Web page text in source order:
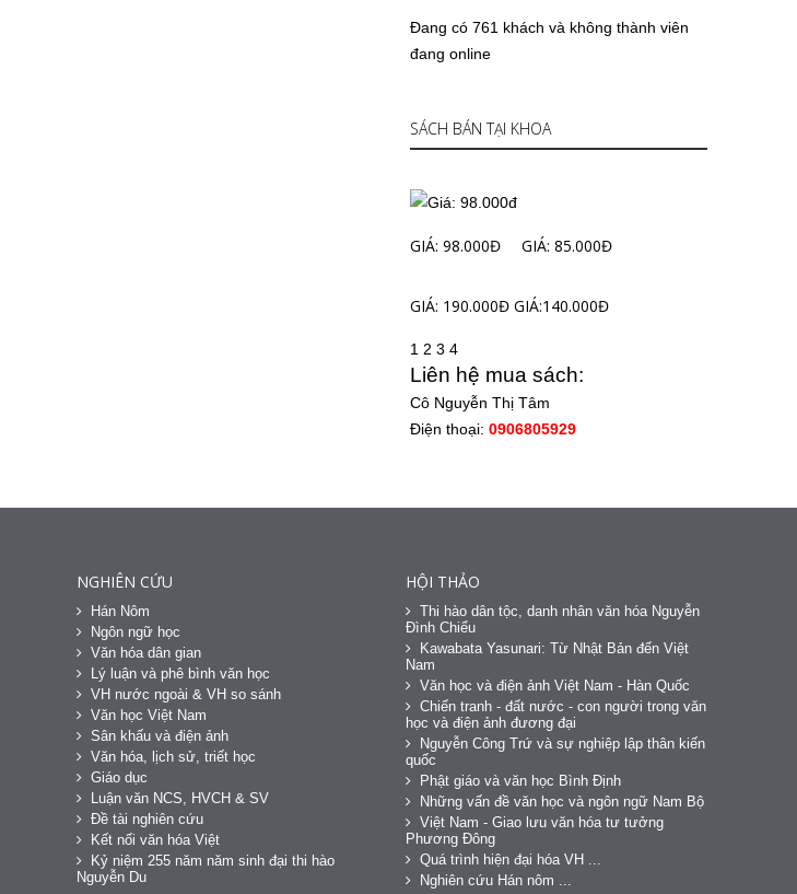
Đang có 761 khách và không thành viên
đang online
SÁCH BÁN TẠI KHOA
GIÁ: 98.000Đ GIÁ: 85.000Đ
Điện thoại:
NGHIÊN CỨU
Hán Nôm
Ngôn ngữ học
Văn hóa dân gian
Lý luận và phê bình văn học
VH nước ngoài & VH so sánh
Văn học Việt Nam
HỘI THẢO
Thi hào dân tộc, danh nhân văn hóa Nguyễn
Đình Chiểu
Kawabata Yasunari: Từ Nhật Bản đến Việt
Nam
Văn học và điện ảnh Việt Nam - Hàn Quốc
Chiến tranh - đất nước - con người trong văn
học và điện ảnh đương đại